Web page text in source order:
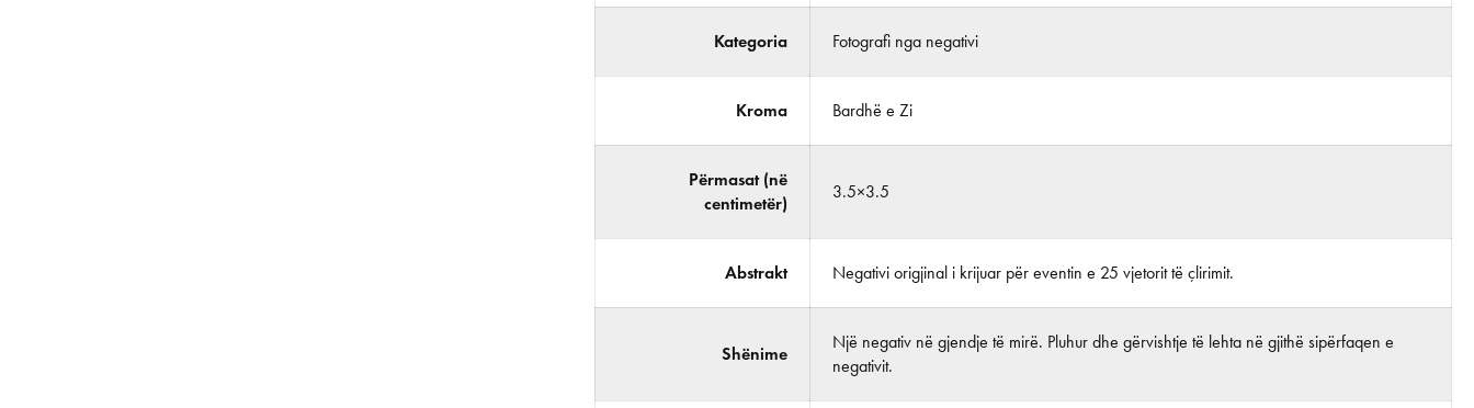
Kategoria Fotografi nga negativi
Kroma Bardhë e Zi
Përmasat (në
centimetër)
3.5×3.5
Abstrakt Negativi origjinal i krijuar për eventin e 25 vjetorit të çlirimit.
Shënime
Një negativ në gjendje të mirë. Pluhur dhe gërvishtje të lehta në gjithë sipërfaqen e
negativit.